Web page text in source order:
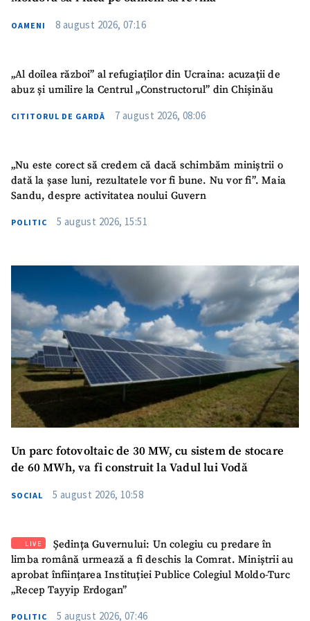
SUSȚINE
OAMENI 8 august 2026, 07:16
„Al doilea război” al refugiaților din Ucraina: acuzații de
abuz și umilire la Centrul „Constructorul” din Chișinău
CITITORUL DE GARDĂ 7 august 2026, 08:06
„Nu este corect să credem că dacă schimbăm miniștrii o
dată la șase luni, rezultatele vor fi bune. Nu vor fi”. Maia
Sandu, despre activitatea noului Guvern
POLITIC 5 august 2026, 15:51
Un parc fotovoltaic de 30 MW, cu sistem de stocare
de 60 MWh, va fi construit la Vadul lui Vodă
SOCIAL 5 august 2026, 10:58
LIVE
Ședința Guvernului: Un colegiu cu predare în
limba română urmează a fi deschis la Comrat. Miniștrii au
aprobat înființarea Instituției Publice Colegiul Moldo-Turc
„Recep Tayyip Erdogan”
POLITIC 5 august 2026, 07:46
TRIMITE ȘTIREA